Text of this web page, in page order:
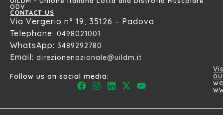
ODV
CONTACT US
Via Vergerio n° 19, 35126 – Padova
Telephone: 0498021001
WhatsApp: 3489292780
Email: direzionenazionale@uildm.it
Follow us on social media: